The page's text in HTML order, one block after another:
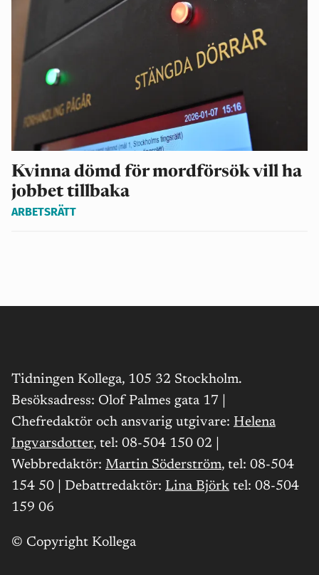
Kvinna dömd för mordförsök vill ha
jobbet tillbaka
ARBETSRÄTT
Tidningen Kollega, 105 32 Stockholm.
Besöksadress: Olof Palmes gata 17 |
Chefredaktör och ansvarig utgivare: Helena
Ingvarsdotter, tel: 08-504 150 02 |
Webbredaktör: Martin Söderström, tel: 08-504
154 50 | Debattredaktör: Lina Björk tel: 08-504
159 06
© Copyright Kollega